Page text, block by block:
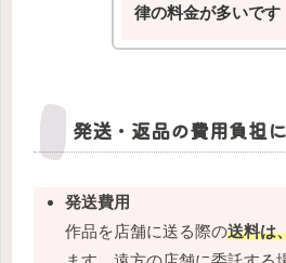
律の料金が多いです
発送・返品の費用負担
発送費用
作品を店舗に送る際の送料は